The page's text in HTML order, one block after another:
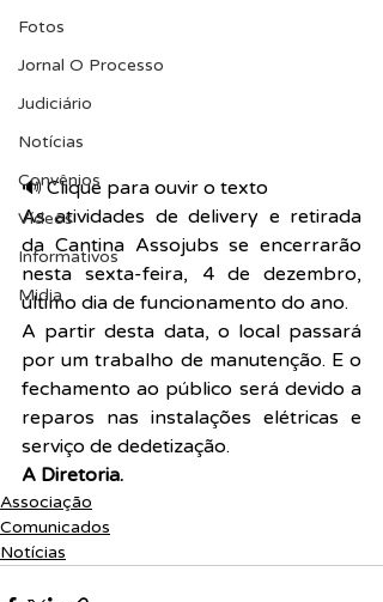
Fotos
Jornal O Processo
Judiciário
Notícias
Convênios
Vídeos
Informativos
Midia
🔊 Clique para ouvir o texto
As atividades de delivery e retirada
da Cantina Assojubs se encerrarão
nesta sexta-feira, 4 de dezembro,
último dia de funcionamento do ano.
A partir desta data, o local passará
por um trabalho de manutenção. E o
fechamento ao público será devido a
reparos nas instalações elétricas e
serviço de dedetização.
A Diretoria.
Associação
Comunicados
Notícias